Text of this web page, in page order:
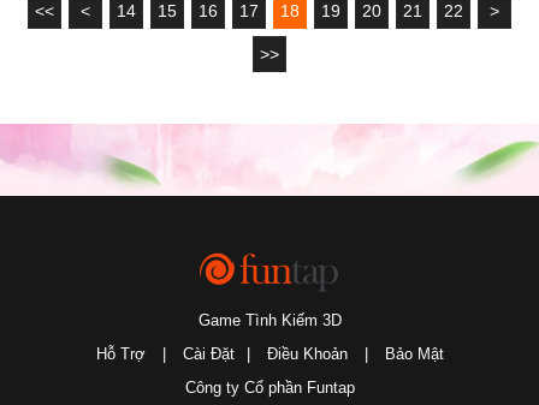
<< < 14 15 16 17 18 19 20 21 22 >
>>
Game Tình Kiếm 3D
Hỗ Trợ
Cài Đặt Điều Khoản
Bảo Mật
Công ty Cổ phần Funtap